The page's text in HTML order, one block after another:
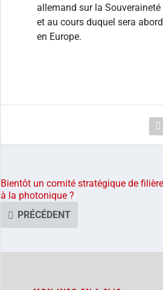
allemand sur la
et au cours duquel sera
en Europe.
Bientôt un comité stratégique de
à la photonique ?
PRÉCÉDENT